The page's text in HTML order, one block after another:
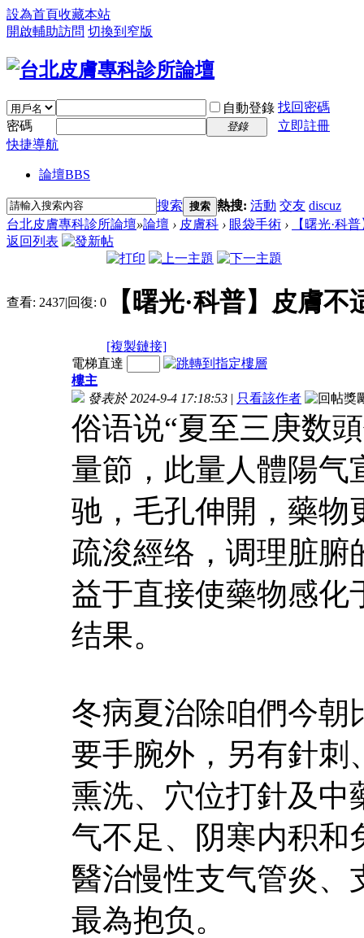
設為首頁收藏本站
開啟輔助訪問 切換到窄版
自動登錄 找回密碼
密碼
登錄
立即註冊
快捷導航
論壇BBS
搜索 搜索 熱搜: 活動 交友 discuz
台北皮膚專科診所論壇»論壇 › 皮膚科 › 眼袋手術 ›
【曙光·科
返回列表
查看: 2437|回復: 0 【曙光·科普】皮膚
[複製鏈接]
電梯直達
樓主
發表於 2024-9-4 17:18:53 | 只看該作者
俗语说“夏至三庚数
量節，此量人體陽气
驰，毛孔伸開，藥物
疏浚經络，调理脏腑
益于直接使藥物感化
结果。
冬病夏治除咱們今朝
要手腕外，另有針刺
熏洗、穴位打針及中
气不足、阴寒内积和
醫治慢性支气管炎、
最為抱负。